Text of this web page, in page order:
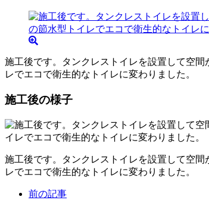
施工後です。タンクレストイレを設置して空
レでエコで衛生的なトイレに変わりました。
施工後の様子
施工後です。タンクレストイレを設置して空
レでエコで衛生的なトイレに変わりました。
前の記事